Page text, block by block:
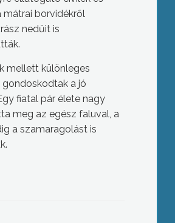
mátrai borvidékről
nedűit is
mellett különleges
a jó
fiatal pár élete nagy
meg az egész faluval, a
a szamaragolást is